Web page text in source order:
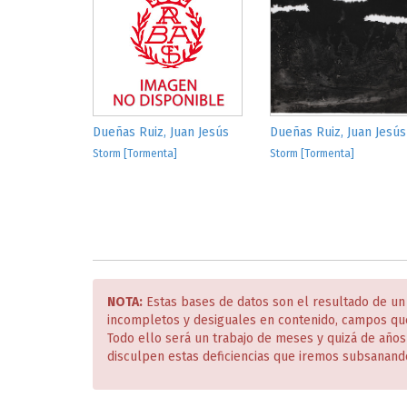
Dueñas Ruiz, Juan Jesús
Storm [Tormenta]
Dueñas Ruiz, Juan Jesús
Storm [Tormenta]
NOTA: Estas bases de datos son el resultado de
incompletos y desiguales en contenido, campos
Todo ello será un trabajo de meses y quizá de
disculpen estas deficiencias que iremos